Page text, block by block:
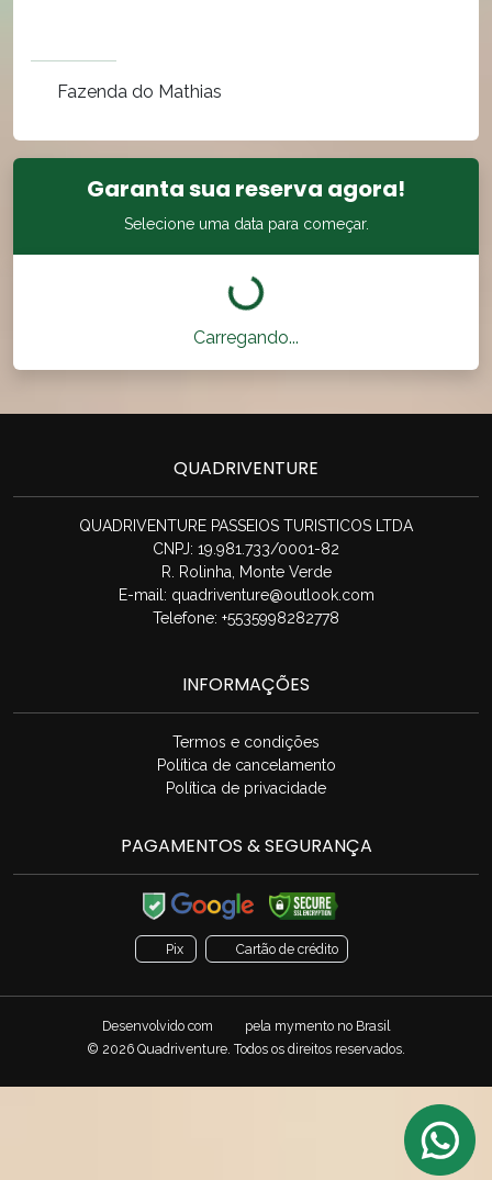
Fazenda do Mathias
Garanta sua reserva agora!
Selecione uma data para começar.
Carregando...
QUADRIVENTURE
QUADRIVENTURE PASSEIOS TURISTICOS LTDA
CNPJ: 19.981.733/0001-82
R. Rolinha, Monte Verde
E-mail: quadriventure@outlook.com
Telefone: +5535998282778
INFORMAÇÕES
Termos e condições
Política de cancelamento
Política de privacidade
PAGAMENTOS & SEGURANÇA
Pix Cartão de crédito
Desenvolvido com pela mymento no Brasil
© 2026 Quadriventure. Todos os direitos reservados.